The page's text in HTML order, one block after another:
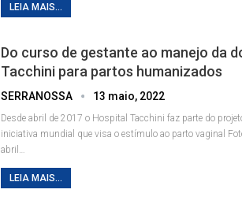
LEIA MAIS...
Do curso de gestante ao manejo da
Tacchini para partos humanizados
SERRANOSSA 13 maio, 2022
Desde abril de 2017 o Hospital Tacchini faz parte do
iniciativa mundial que visa o estímulo ao parto vaginal
abril
LEIA MAIS...